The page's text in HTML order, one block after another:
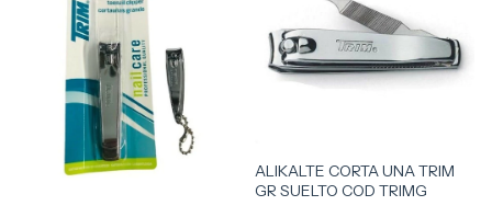
ALIKALTE CORTA UNA TRIM
GR SUELTO COD TRIMG